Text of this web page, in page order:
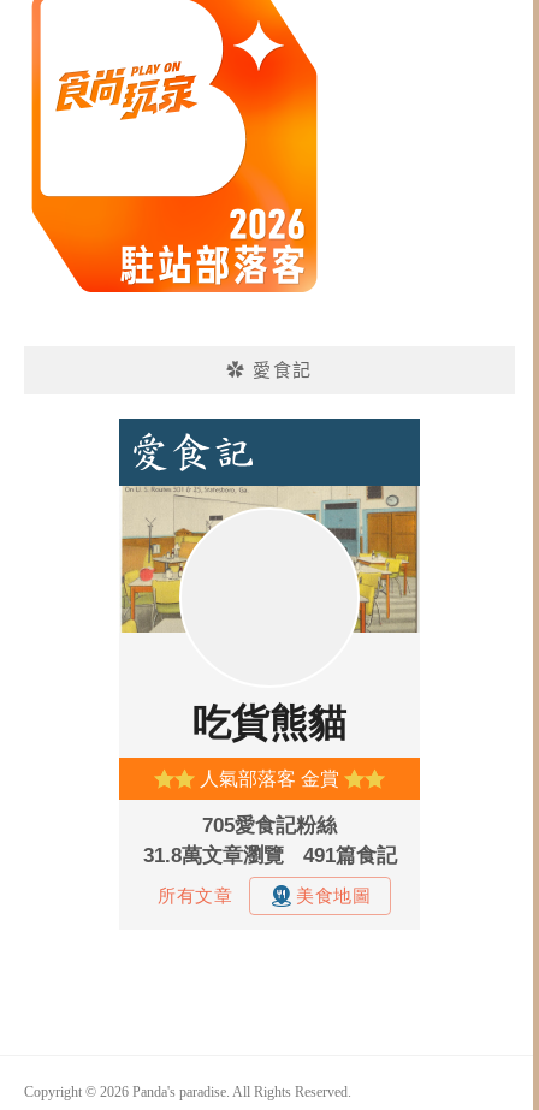
✿ 愛食記
Copyright © 2026 Panda's paradise. All Rights Reserved.